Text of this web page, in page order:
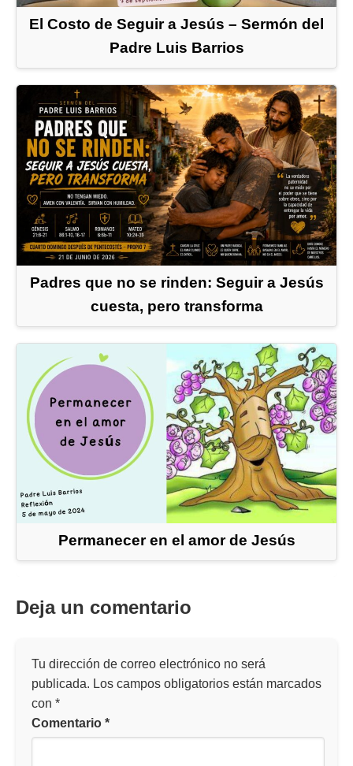
El Costo de Seguir a Jesús – Sermón del
Padre Luis Barrios
Padres que no se rinden: Seguir a Jesús
cuesta, pero transforma
Permanecer en el amor de Jesús
Deja un comentario
Tu dirección de correo electrónico no será
publicada. Los campos obligatorios están marcados
con *
Comentario *